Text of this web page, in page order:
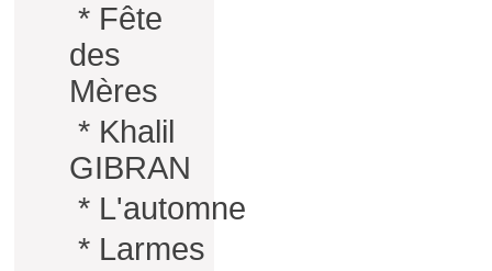
* Fête
des
Mères
* Khalil
GIBRAN
* L'automne
* Larmes